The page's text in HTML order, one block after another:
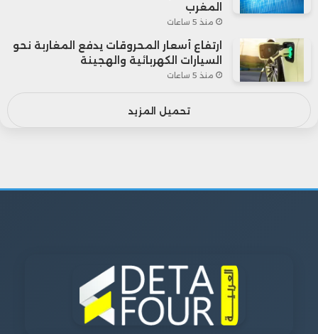
المغرب
منذ 5 ساعات
ارتفاع أسعار المحروقات يدفع المغاربة نحو
السيارات الكهربائية والهجينة
منذ 5 ساعات
تحميل المزيد